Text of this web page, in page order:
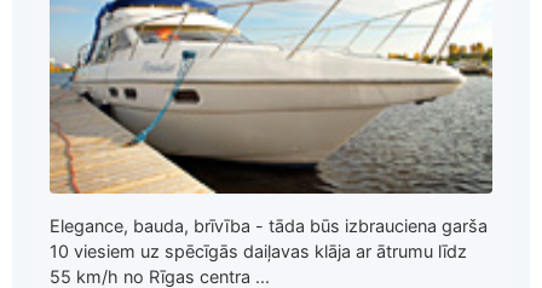
Elegance, bauda, brīvība - tāda būs izbrauciena garša
10 viesiem uz spēcīgās daiļavas klāja ar ātrumu līdz
55 km/h no Rīgas centra ...